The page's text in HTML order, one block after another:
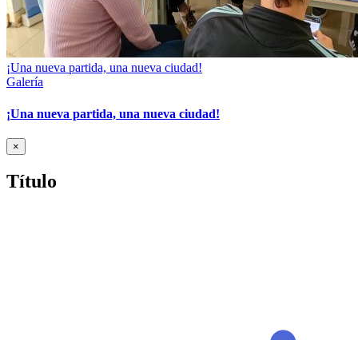
¡Una nueva partida, una nueva ciudad!
Galería
¡Una nueva partida, una nueva ciudad!
Cerrar
vista
del
×
Título